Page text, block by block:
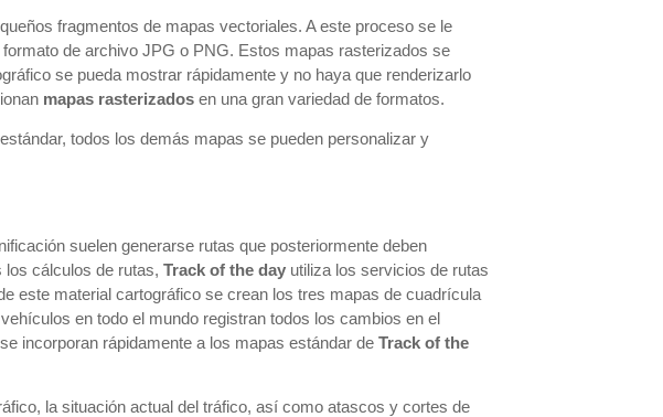
fragmentos de mapas vectoriales. A este proceso se le
de archivo JPG o PNG. Estos mapas rasterizados se
se pueda mostrar rápidamente y no haya que renderizarlo
mapas rasterizados en una gran variedad de formatos.
todos los demás mapas se pueden personalizar y
suelen generarse rutas que posteriormente deben
los cálculos de rutas,Track of the day utiliza los servicios de rutas
este material cartográfico se crean los tres mapas de cuadrícula
en todo el mundo registran todos los cambios en el
incorporan rápidamente a los mapas estándar deTrack of the
la situación actual del tráfico, así como atascos y cortes de